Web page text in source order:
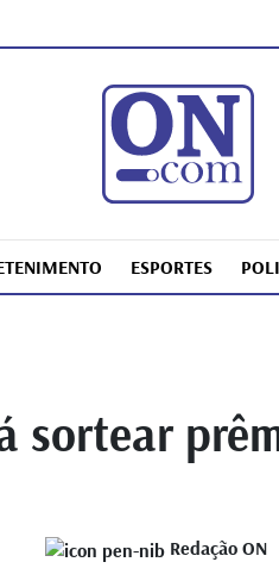
ESPORTES
sortear
Redação ON